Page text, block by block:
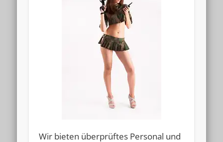
Wir bieten überprüftes Personal und